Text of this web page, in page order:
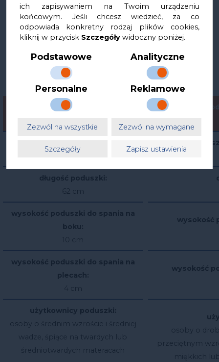
poduszka ortopedyczna
długość poduszki:
62 cm
wysokość poduszki do spania na
boku:
10 cm
wysokość
wysokość poduszki do spania na
plecach:
4 cm
wysokość
użytkownicy poduszki:
osoby o średnim wzroście i średniej
wadze, śpiące na twardych lub
średniotwardych materacach
osoby o
przeciętnym
miękkich
ich zapisywaniem na Twoim urządzeniu
końcowym. Jeśli chcesz wiedzieć, za co
odpowiada konkretny rodzaj plików cookies,
kliknij w przycisk Szczegóły widoczny poniżej.
Podstawowe Analityczne
Personalne Reklamowe
Zezwól na wszystkie Zezwól na wymagane
Szczegóły Zapisz ustawienia